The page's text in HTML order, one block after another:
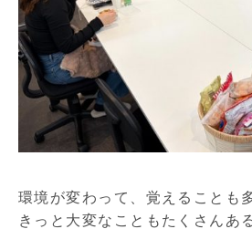
環境が変わって、覚えることも
きっと大変なこともたくさんあ